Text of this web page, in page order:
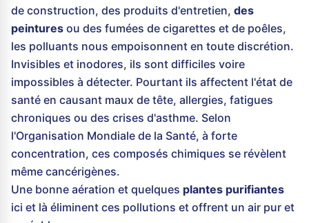
de construction, des produits d'entretien, des
peintures ou des fumées de cigarettes et de poêles,
les polluants nous empoisonnent en toute discrétion.
Invisibles et inodores, ils sont difficiles voire
impossibles à détecter. Pourtant ils affectent l'état de
santé en causant maux de tête, allergies, fatigues
chroniques ou des crises d'asthme. Selon
l'Organisation Mondiale de la Santé, à forte
concentration, ces composés chimiques se révèlent
même cancérigènes.
Une bonne aération et quelques plantes purifiantes
ici et là éliminent ces pollutions et offrent un air pur et